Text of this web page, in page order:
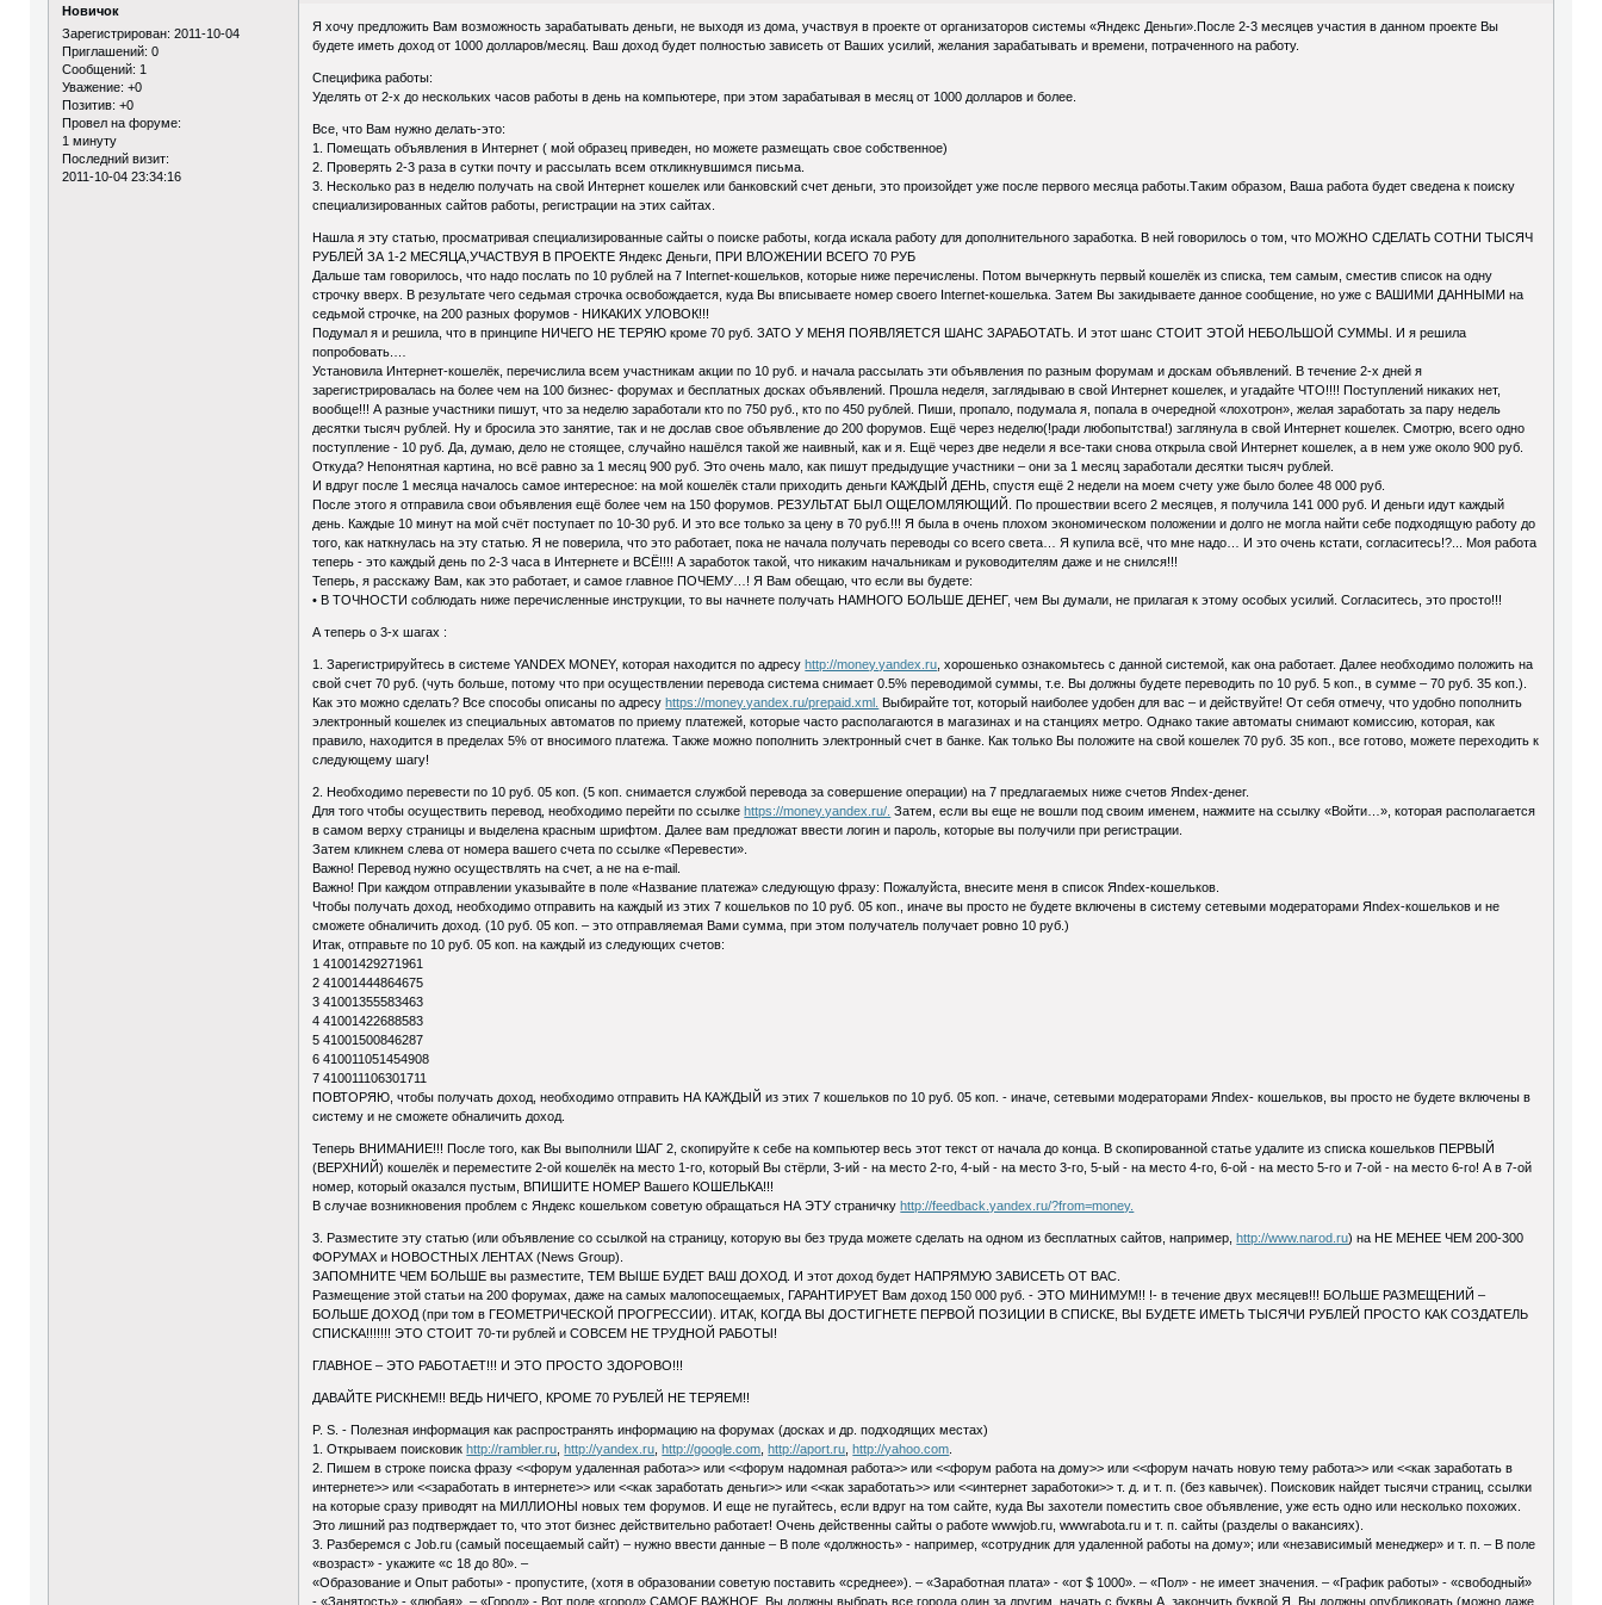
Новичок
Зарегистрирован: 2011-10-04
Приглашений: 0
Сообщений: 1
Уважение: +0
Позитив: +0
Провел на форуме:
1 минуту
Последний визит:
2011-10-04 23:34:16
Я хочу предложить Вам возможность зарабатывать деньги, не выходя из дома, участвуя в проекте от организаторов системы «Яндекс Деньги».После 2-3 месяцев участия в данном проекте Вы
будете иметь доход от 1000 долларов/месяц. Ваш доход будет полностью зависеть от Ваших усилий, желания зарабатывать и времени, потраченного на работу.
Специфика работы:
Уделять от 2-х до нескольких часов работы в день на компьютере, при этом зарабатывая в месяц от 1000 долларов и более.
Все, что Вам нужно делать-это:
1. Помещать объявления в Интернет ( мой образец приведен, но можете размещать свое собственное)
2. Проверять 2-3 раза в сутки почту и рассылать всем откликнувшимся письма.
3. Несколько раз в неделю получать на свой Интернет кошелек или банковский счет деньги, это произойдет уже после первого месяца работы.Таким образом, Ваша работа будет сведена к поиску
специализированных сайтов работы, регистрации на этих сайтах.
Нашла я эту статью, просматривая специализированные сайты о поиске работы, когда искала работу для дополнительного заработка. В ней говорилось о том, что МОЖНО СДЕЛАТЬ СОТНИ ТЫСЯЧ
РУБЛЕЙ ЗА 1-2 МЕСЯЦА,УЧАСТВУЯ В ПРОЕКТЕ Яндекс Деньги, ПРИ ВЛОЖЕНИИ ВСЕГО 70 РУБ
Дальше там говорилось, что надо послать по 10 рублей на 7 Internet-кошельков, которые ниже перечислены. Потом вычеркнуть первый кошелёк из списка, тем самым, сместив список на одну
строчку вверх. В результате чего седьмая строчка освобождается, куда Вы вписываете номер своего Internet-кошелька. Затем Вы закидываете данное сообщение, но уже с ВАШИМИ ДАННЫМИ на
седьмой строчке, на 200 разных форумов - НИКАКИХ УЛОВОК!!!
Подумал я и решила, что в принципе НИЧЕГО НЕ ТЕРЯЮ кроме 70 руб. ЗАТО У МЕНЯ ПОЯВЛЯЕТСЯ ШАНС ЗАРАБОТАТЬ. И этот шанс СТОИТ ЭТОЙ НЕБОЛЬШОЙ СУММЫ. И я решила
попробовать.…
Установила Интернет-кошелёк, перечислила всем участникам акции по 10 руб. и начала рассылать эти объявления по разным форумам и доскам объявлений. В течение 2-х дней я
зарегистрировалась на более чем на 100 бизнес- форумах и бесплатных досках объявлений. Прошла неделя, заглядываю в свой Интернет кошелек, и угадайте ЧТО!!!! Поступлений никаких нет,
вообще!!! А разные участники пишут, что за неделю заработали кто по 750 руб., кто по 450 рублей. Пиши, пропало, подумала я, попала в очередной «лохотрон», желая заработать за пару недель
десятки тысяч рублей. Ну и бросила это занятие, так и не дослав свое объявление до 200 форумов. Ещё через неделю(!ради любопытства!) заглянула в свой Интернет кошелек. Смотрю, всего одно
поступление - 10 руб. Да, думаю, дело не стоящее, случайно нашёлся такой же наивный, как и я. Ещё через две недели я все-таки снова открыла свой Интернет кошелек, а в нем уже около 900 руб.
Откуда? Непонятная картина, но всё равно за 1 месяц 900 руб. Это очень мало, как пишут предыдущие участники – они за 1 месяц заработали десятки тысяч рублей.
И вдруг после 1 месяца началось самое интересное: на мой кошелёк стали приходить деньги КАЖДЫЙ ДЕНЬ, спустя ещё 2 недели на моем счету уже было более 48 000 руб.
После этого я отправила свои объявления ещё более чем на 150 форумов. РЕЗУЛЬТАТ БЫЛ ОЩЕЛОМЛЯЮЩИЙ. По прошествии всего 2 месяцев, я получила 141 000 руб. И деньги идут каждый
день. Каждые 10 минут на мой счёт поступает по 10-30 руб. И это все только за цену в 70 руб.!!! Я была в очень плохом экономическом положении и долго не могла найти себе подходящую работу до
того, как наткнулась на эту статью. Я не поверила, что это работает, пока не начала получать переводы со всего света… Я купила всё, что мне надо… И это очень кстати, согласитесь!?... Моя работа
теперь - это каждый день по 2-3 часа в Интернете и ВСЁ!!!! А заработок такой, что никаким начальникам и руководителям даже и не снился!!!
Теперь, я расскажу Вам, как это работает, и самое главное ПОЧЕМУ…! Я Вам обещаю, что если вы будете:
• В ТОЧНОСТИ соблюдать ниже перечисленные инструкции, то вы начнете получать НАМНОГО БОЛЬШЕ ДЕНЕГ, чем Вы думали, не прилагая к этому особых усилий. Согласитесь, это просто!!!
А теперь о 3-х шагах :
1. Зарегистрируйтесь в системе YANDEX MONEY, которая находится по адресу http://money.yandex.ru , хорошенько ознакомьтесь с данной системой, как она работает. Далее необходимо положить на
свой счет 70 руб. (чуть больше, потому что при осуществлении перевода система снимает 0.5% переводимой суммы, т.е. Вы должны будете переводить по 10 руб. 5 коп., в сумме – 70 руб. 35 коп.).
Как это можно сделать? Все способы описаны по адресу https://money.yandex.ru/prepaid.xml.
Выбирайте тот, который наиболее удобен для вас – и действуйте! От себя отмечу, что удобно пополнить
электронный кошелек из специальных автоматов по приему платежей, которые часто располагаются в магазинах и на станциях метро. Однако такие автоматы снимают комиссию, которая, как
правило, находится в пределах 5% от вносимого платежа. Также можно пополнить электронный счет в банке. Как только Вы положите на свой кошелек 70 руб. 35 коп., все готово, можете переходить к
следующему шагу!
2. Необходимо перевести по 10 руб. 05 коп. (5 коп. снимается службой перевода за совершение операции) на 7 предлагаемых ниже счетов Яndex-денег.
Для того чтобы осуществить перевод, необходимо перейти по ссылке https://money.yandex.ru/. Затем, если вы еще не вошли под своим именем, нажмите на ссылку «Войти…», которая располагается
в самом верху страницы и выделена красным шрифтом. Далее вам предложат ввести логин и пароль, которые вы получили при регистрации.
Затем кликнем слева от номера вашего счета по ссылке «Перевести».
Важно! Перевод нужно осуществлять на счет, а не на e-mail.
Важно! При каждом отправлении указывайте в поле «Название платежа» следующую фразу: Пожалуйста, внесите меня в список Яndex-кошельков.
Чтобы получать доход, необходимо отправить на каждый из этих 7 кошельков по 10 руб. 05 коп., иначе вы просто не будете включены в систему сетевыми модераторами Яndex-кошельков и не
сможете обналичить доход. (10 руб. 05 коп. – это отправляемая Вами сумма, при этом получатель получает ровно 10 руб.)
Итак, отправьте по 10 руб. 05 коп. на каждый из следующих счетов:
1 41001429271961
2 41001444864675
3 41001355583463
4 41001422688583
5 41001500846287
6 410011051454908
7 410011106301711
ПОВТОРЯЮ, чтобы получать доход, необходимо отправить НА КАЖДЫЙ из этих 7 кошельков по 10 руб. 05 коп. - иначе, сетевыми модераторами Яndex- кошельков, вы просто не будете включены в
систему и не сможете обналичить доход.
Теперь ВНИМАНИЕ!!! После того, как Вы выполнили ШАГ 2, скопируйте к себе на компьютер весь этот текст от начала до конца. В скопированной статье удалите из списка кошельков ПЕРВЫЙ
(ВЕРХНИЙ) кошелёк и переместите 2-ой кошелёк на место 1-го, который Вы стёрли, 3-ий - на место 2-го, 4-ый - на место 3-го, 5-ый - на место 4-го, 6-ой - на место 5-го и 7-ой - на место 6-го! А в 7-ой
номер, который оказался пустым, ВПИШИТЕ НОМЕР Вашего КОШЕЛЬКА!!!
В случае возникновения проблем с Яндекс кошельком советую обращаться НА ЭТУ страничку http://feedback.yandex.ru/?from=money.
3. Разместите эту статью (или объявление со ссылкой на страницу, которую вы без труда можете сделать на одном из бесплатных сайтов, например, http://www.narod.ru) на НЕ МЕНЕЕ ЧЕМ 200-300
ФОРУМАХ и НОВОСТНЫХ ЛЕНТАХ (News Group).
ЗАПОМНИТЕ ЧЕМ БОЛЬШЕ вы разместите, ТЕМ ВЫШЕ БУДЕТ ВАШ ДОХОД. И этот доход будет НАПРЯМУЮ ЗАВИСЕТЬ ОТ ВАС.
Размещение этой статьи на 200 форумах, даже на самых малопосещаемых, ГАРАНТИРУЕТ Вам доход 150 000 руб. - ЭТО МИНИМУМ!! !- в течение двух месяцев!!! БОЛЬШЕ РАЗМЕЩЕНИЙ –
БОЛЬШЕ ДОХОД (при том в ГЕОМЕТРИЧЕСКОЙ ПРОГРЕССИИ). ИТАК, КОГДА ВЫ ДОСТИГНЕТЕ ПЕРВОЙ ПОЗИЦИИ В СПИСКЕ, ВЫ БУДЕТЕ ИМЕТЬ ТЫСЯЧИ РУБЛЕЙ ПРОСТО КАК СОЗДАТЕЛЬ
СПИСКА!!!!!!! ЭТО СТОИТ 70-ти рублей и СОВСЕМ НЕ ТРУДНОЙ РАБОТЫ!
ГЛАВНОЕ – ЭТО РАБОТАЕТ!!! И ЭТО ПРОСТО ЗДОРОВО!!!
ДАВАЙТЕ РИСКНЕМ!! ВЕДЬ НИЧЕГО, КРОМЕ 70 РУБЛЕЙ НЕ ТЕРЯЕМ!!
P. S. - Полезная информация как распространять информацию на форумах (досках и др. подходящих местах)
1. Открываем поисковик http://rambler.ru http://yandex.ru http://google.com http://aport.ru http://yahoo.com
2. Пишем в строке поиска фразу <<форум удаленная работа>> или <<форум надомная работа>> или <<форум работа на дому>> или <<форум начать новую тему работа>> или <<как заработать в
интернете>> или <<заработать в интернете>> или <<как заработать деньги>> или <<как заработать>> или <<интернет заработоки>> т. д. и т. п. (без кавычек). Поисковик найдет тысячи страниц, ссылки
на которые сразу приводят на МИЛЛИОНЫ новых тем форумов. И еще не пугайтесь, если вдруг на том сайте, куда Вы захотели поместить свое объявление, уже есть одно или несколько похожих.
Это лишний раз подтверждает то, что этот бизнес действительно работает! Очень действенны сайты о работе wwwjob.ru, wwwrabota.ru и т. п. сайты (разделы о вакансиях).
3. Разберемся с Job.ru (самый посещаемый сайт) – нужно ввести данные – В поле «должность» - например, «сотрудник для удаленной работы на дому»; или «независимый менеджер» и т. п. – В поле
«возраст» - укажите «с 18 до 80». –
«Образование и Опыт работы» - пропустите, (хотя в образовании советую поставить «среднее»). – «Заработная плата» - «от $ 1000». – «Пол» - не имеет значения. – «График работы» - «свободный»
- «Занятость» - «любая». – «Город» - Вот поле «город» САМОЕ ВАЖНОЕ. Вы должны выбрать все города один за другим, начать с буквы А, закончить буквой Я. Вы должны опубликовать (можно даже